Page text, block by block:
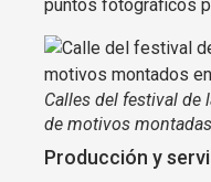
puntos fotográficos
Calles del festival de
de motivos
Producción y